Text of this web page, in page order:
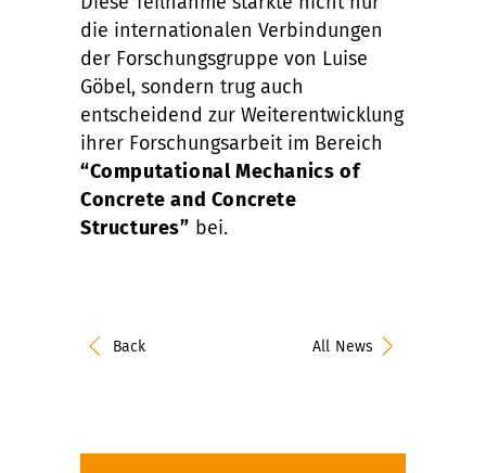
die internationalen Verbindungen
der Forschungsgruppe von Luise
Göbel, sondern trug auch
entscheidend zur Weiterentwicklung
ihrer Forschungsarbeit im Bereich
“Computational Mechanics of
Concrete and Concrete
Structures” bei.
Back All News